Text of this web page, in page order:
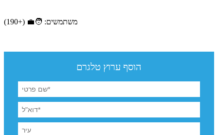
משתמשים: 🧑‍💼 (+190)
הוסף ערוץ טלגרם